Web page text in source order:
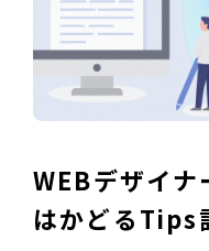
WEBデザイナ
はかどるTips